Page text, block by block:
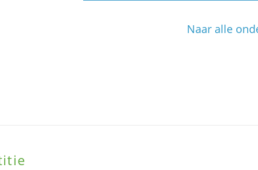
Naar alle